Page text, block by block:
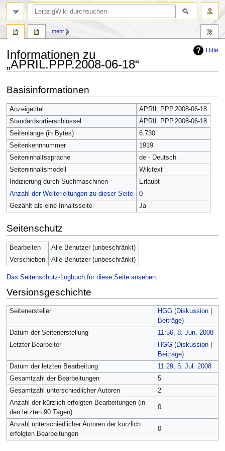
Hilfe
Informationen zu
„APRIL.PPP.2008-06-18“
Navigation
springen
Suche
springen
Basisinformationen
Anzeigetitel
APRIL.PPP.2008-06-18
Standardsortierschlüssel
APRIL.PPP.2008-06-18
Seitenlänge (in Bytes)
6.730
Seitenkennnummer
1919
Seiteninhaltssprache
de - Deutsch
Seiteninhaltsmodell
Wikitext
Indizierung durch Suchmaschinen
Erlaubt
Anzahl der Weiterleitungen zu dieser Seite
0
Gezählt als eine Inhaltsseite
Ja
Seitenschutz
Bearbeiten
Alle Benutzer (unbeschränkt)
Verschieben
Alle Benutzer (unbeschränkt)
Das Seitenschutz-Logbuch für diese Seite ansehen.
Versionsgeschichte
Seitenersteller HGG (Diskussion|
Beiträge)
Datum der Seitenerstellung
11:56, 8. Jun. 2008
Letzter Bearbeiter
HGG (Diskussion|
Beiträge)
Datum der letzten Bearbeitung
11:29, 5. Jul. 2008
Gesamtzahl der Bearbeitungen
5
Gesamtzahl unterschiedlicher Autoren
2
Anzahl der kürzlich erfolgten Bearbeitungen (in
den letzten 90 Tagen)
0
Anzahl unterschiedlicher Autoren der kürzlich
erfolgten Bearbeitungen
0
mehr